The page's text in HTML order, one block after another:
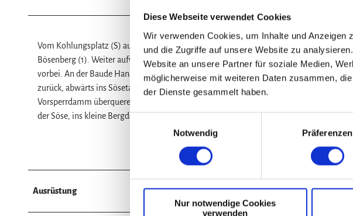
Diese Webseite verwendet Cookies
Wir verwenden Cookies, um Inhalte und
und die Zugriffe auf unsere Website zu
Website an unsere Partner für soziale Medien,
möglicherweise mit weiteren Daten zusammen,
der Dienste gesammelt haben.
E
Notwendig Präferenzen
Nur notwendige Cookies
verwenden
Vom Kohlungsplatz (S) auf Forstwegen vorbei am Waldschwimmbad bergauf mit
Bösenberg (1). Weiter aufwärts durch den Nationalpark Harz zum Bergmassiv „ Auf
vorbei. An der Baude Hanskühnenburg (2) auf 811 m bietet sich eine gemütliche Rast
zurück, abwärts ins Sösetal, führt vorbei an der Sergeantenklippe bis in die große
Vorsperrdamm überqueren, dann rechts am Vorbecken entlang. Im ursprünglichen
der Söse, ins kleine Bergdorf Riefensbeek-Kamschlacken. Hier warten diverse
Ausrüstung